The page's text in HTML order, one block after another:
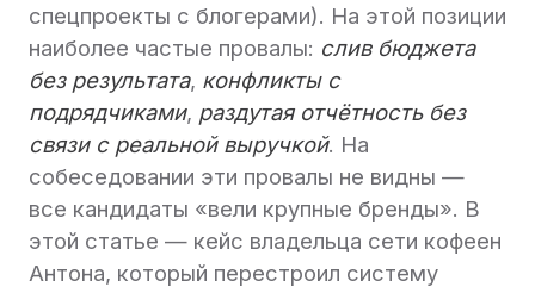
спецпроекты с блогерами). На этой позиции
наиболее частые провалы: слив бюджета
без результата, конфликты с
подрядчиками, раздутая отчётность без
связи с реальной выручкой. На
собеседовании эти провалы не видны —
все кандидаты «вели крупные бренды». В
этой статье — кейс владельца сети кофеен
Антона, который перестроил систему